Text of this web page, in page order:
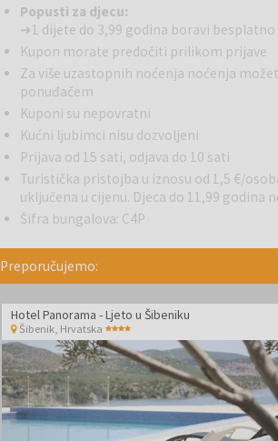
te pivom tijekom obroka služi se u centralno
Sportske aktivnosti i animacijaSvakodnevna
(jedrenje, kajak, windsurf, tenis, stolni tenis,
vaterpolo, badminton, streličarstvo, boćanje, mini
animacija za djecu i odrasle.
Ponuda (uz nadoplatu):Caffe bar: veliki izbor
napitci i široka ponuda fast food jela, izleti i
atrakcije i lokalitete, souvenir shop, masaža,...
prekrasne plaže i blizinu netaknute prirode.
uvjete za kupanje i aktivan odmor. Posjetitelje
Popusti za djecu:
➜ 1 dijete do 3,99 godina boravi besplatno
Kupon morate predočiti prilikom prijave
Za više uzastopnih noćenja noćenja
ponuđačem
Kuponi su nepovratni
Kućni ljubimci nisu dozvoljeni
Prijava od 15 sati, odjava do 10 sati
Turistička pristojba u iznosu od 1,5 €/
uključena u cijenu. Djeca do 11,99 godina
Šifra bungalova: C4P
Preporučujemo:
Hotel Panorama - Ljeto u Šibeniku
Šibenik Hrvatska